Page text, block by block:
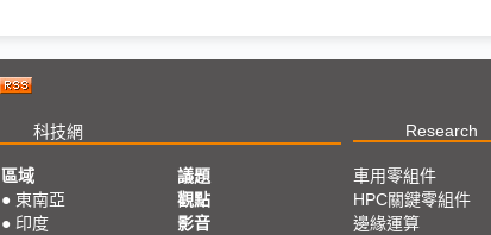
科技網 Research
區域
● 東南亞
● 印度
議題
觀點
影音
車用零組件
HPC關鍵零組件
邊緣運算